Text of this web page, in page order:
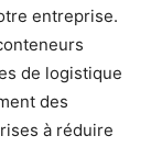
entreprise.
de logistique
des
à réduire